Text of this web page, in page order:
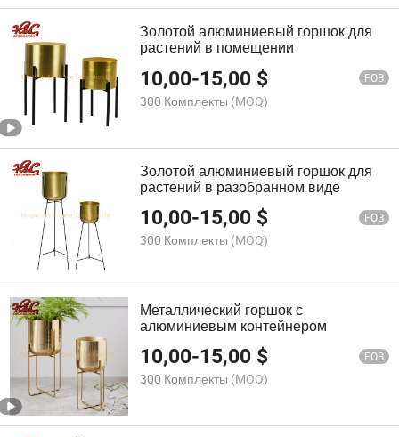
Золотой алюминиевый горшок для
растений в помещении
10,00-15,00 $ FOB
300 Комплекты (MOQ)
Золотой алюминиевый горшок для
растений в разобранном виде
10,00-15,00 $ FOB
300 Комплекты (MOQ)
Металлический горшок с
алюминиевым контейнером
10,00-15,00 $ FOB
300 Комплекты (MOQ)